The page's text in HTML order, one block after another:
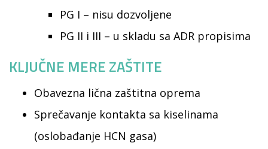
PG I – nisu dozvoljene
PG II i III – u skladu sa ADR propisima
KLJUČNE MERE ZAŠTITE
Obavezna lična zaštitna oprema
Sprečavanje kontakta sa kiselinama
(oslobađanje HCN gasa)